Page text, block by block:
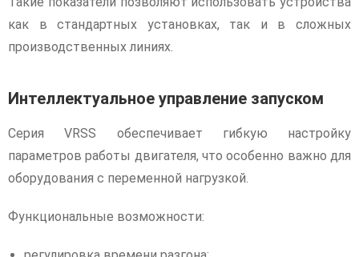
как в стандартных установках, так и в сложных
производственных линиях.
Интеллектуальное управление запуском
Серия VRSS обеспечивает гибкую настройку
параметров работы двигателя, что особенно важно для
оборудования с переменной нагрузкой.
Функциональные возможности: